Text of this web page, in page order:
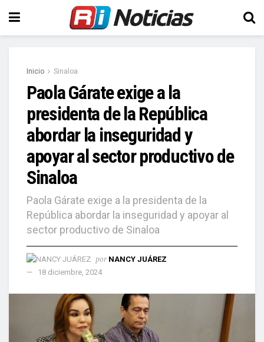
Inicio Sinaloa
Paola Gárate exige a la
presidenta de la República
abordar la inseguridad y
apoyar al sector productivo de
Sinaloa
Paola Gárate exige a la presidenta de la
República abordar la inseguridad y apoyar al
sector productivo de Sinaloa
por NANCY JUÁREZ
18 diciembre, 2024